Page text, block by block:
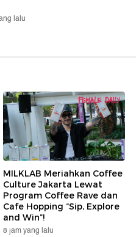
lalu
MILKLAB Meriahkan Coffee
Culture Jakarta Lewat
Program Coffee Rave dan
Cafe Hopping “Sip, Explore
and Win”!
8 jam yang lalu